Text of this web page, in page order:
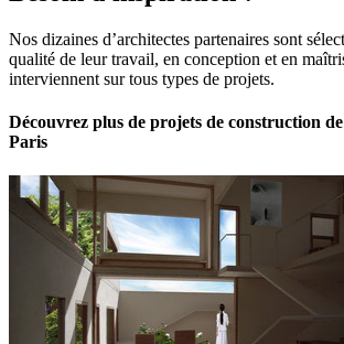
Nos dizaines d’architectes partenaires sont
qualité de leur travail, en conception et en
interviennent sur tous types de projets.
Découvrez plus de projets de construction
Paris